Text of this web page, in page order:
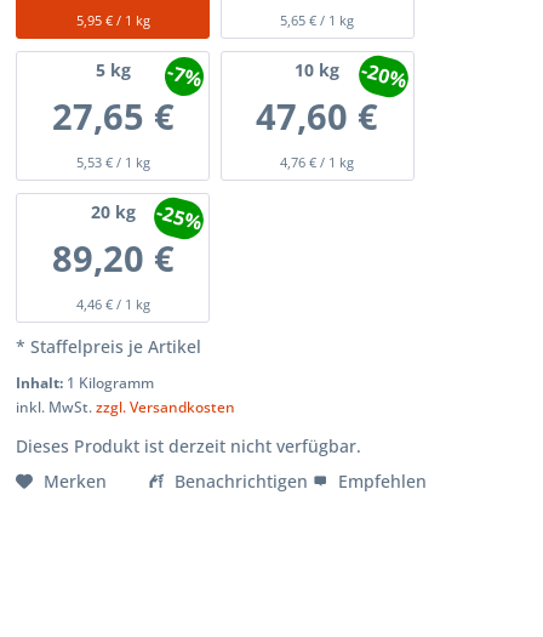
5,95 € / 1 kg 5,65 € / 1 kg
5kg
27,65 €
5,53 € / 1 kg
-7% 10 kg
47,60 €
4,76 € / 1 kg
-20%
20kg
89,20 €
4,46 € / 1 kg
-25%
* Staffelpreis je Artikel
Inhalt: 1 Kilogramm
inkl. MwSt.zzgl. Versandkosten
Dieses Produkt ist derzeit nicht verfügbar.
Merken
Benachrichtigen Empfehlen